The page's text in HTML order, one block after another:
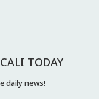
TODAY
daily news!